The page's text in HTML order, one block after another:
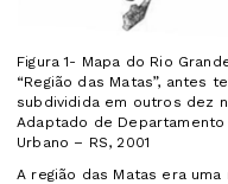
Figura 1- Mapa do Rio
“Região das Matas”, antes
subdividida em outros dez
Adaptado de
Urbano – RS, 2001
A região das Matas era